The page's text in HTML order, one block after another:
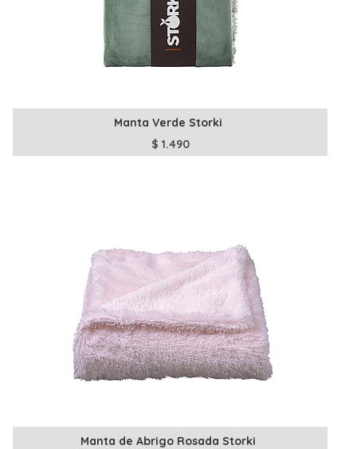
Manta Verde Storki
$ 1.490
Manta de Abrigo Rosada Storki